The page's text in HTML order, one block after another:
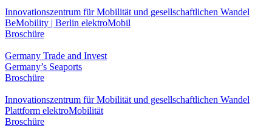
Innovationszentrum für Mobilität und gesellschaftlichen Wandel
BeMobility | Berlin elektroMobil
Broschüre
Germany Trade and Invest
Germany’s Seaports
Broschüre
Innovationszentrum für Mobilität und gesellschaftlichen Wandel
Plattform elektroMobilität
Broschüre